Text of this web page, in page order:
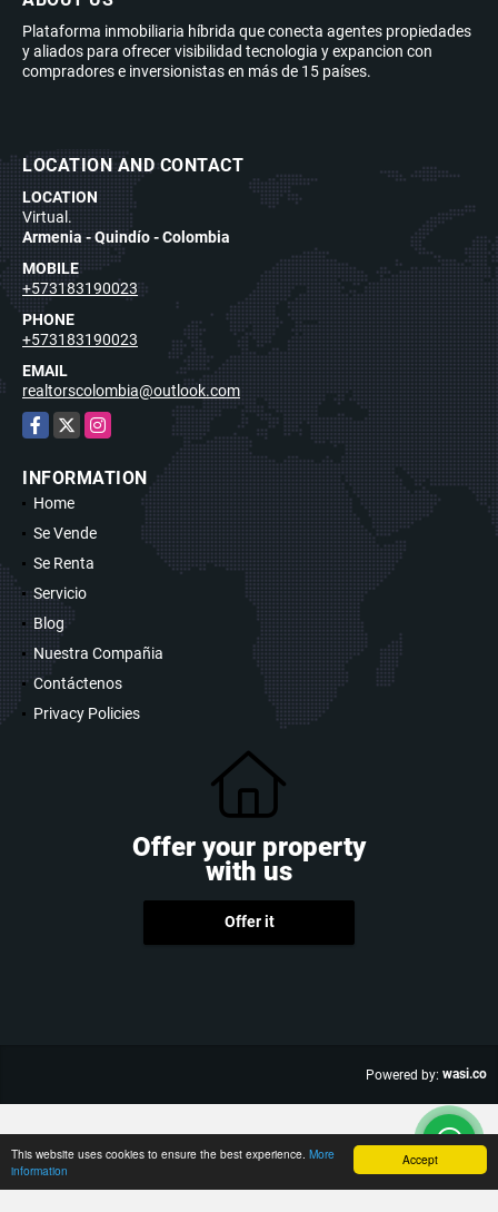
Accept
This website uses cookies to ensure the best experience. More
information
Plataforma inmobiliaria híbrida que conecta agentes propiedades
y aliados para ofrecer visibilidad tecnologia y expancion con
compradores e inversionistas en más de 15 países.
LOCATION AND CONTACT
LOCATION
Virtual.
Armenia - Quindío - Colombia
MOBILE
+573183190023
PHONE
+573183190023
EMAIL
realtorscolombia@outlook.com
Facebook
X Instagram
INFORMATION
Home
Se Vende
Se Renta
Servicio
Blog
Nuestra Compañia
Contáctenos
Privacy Policies
Offer your property
with us
Offer it
Powered by: wasi.co